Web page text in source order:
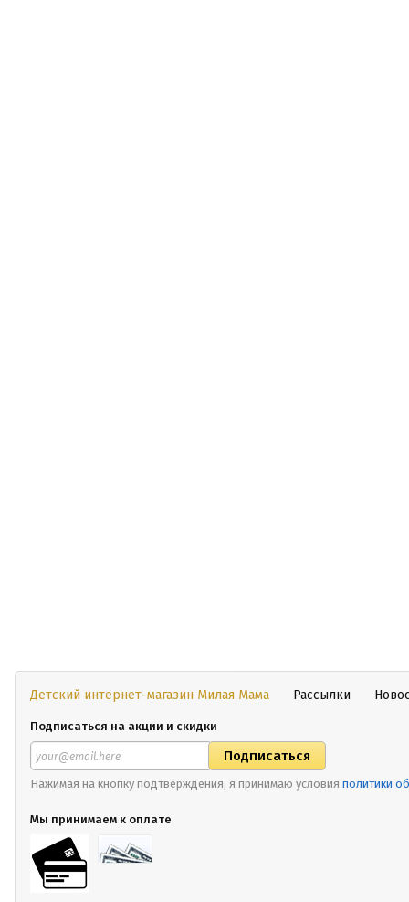
Детский интернет-магазин Милая Мама Рассылки
Подписаться на акции и скидки
Нажимая на кнопку подтверждения, я принимаю условия политики
Мы принимаем к оплате